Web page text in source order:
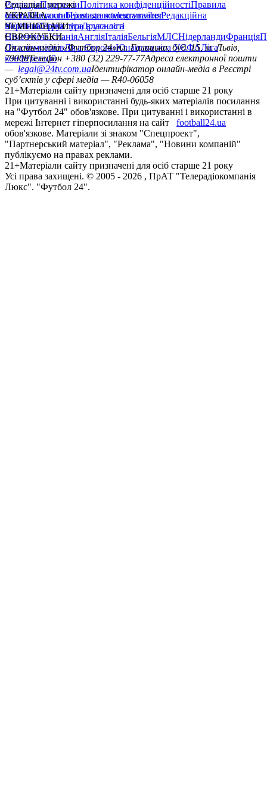
РедакціяПрогнозиПолітика конфіденційностіПравила
сайтуКонтактиПравила коментуванняРедакційна
політикаСтруктура власності
Соціальні мережі
facebookxyoutubeinstagramtelegramviber
УКРАЇНА
УкраїнаПерша лігаДруга ліга
ЧЕМПІОНАТИ
НімеччинаІспаніяАнгліяІталіяБельгіяМЛСНідерландиФранція
ЄВРОКУБКИ
Ліга чемпіонівЛіга ЄвропиЮнацька ліга УЄФАЛіга
конференцій
Онлайн-медіа «Футбол 24»пл. Галицька, буд. 15, м. Львів,
79008Телефон +380 (32) 229-77-77Адреса електронної пошти
— legal@24tv.com.uaІдентифікатор онлайн-медіа в Реєстрі
суб’єктів у сфері медіа — R40-06058
21+Матеріали сайту призначені для осіб старше 21 року
При цитуванні і використанні будь-яких матеріалів посилання
на "Футбол 24" обов'язкове. При цитуванні і використанні в
мережі Інтернет гіперпосилання на сайт
football24.ua
обов'язкове. Матеріали зі знаком "Спецпроект",
"Партнерський матеріал", "Реклама", "Новини компаній"
публікуємо на правах реклами.
21+Матеріали сайту призначені для осіб старше 21 року
Усi права захищенi. © 2005 - 2026 , ПрАТ "Телерадіокомпанія
Люкс". "Футбол 24".